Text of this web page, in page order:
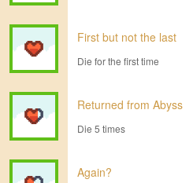
First but not the last
Die for the first time
Returned from Abyss
Die 5 times
Again?